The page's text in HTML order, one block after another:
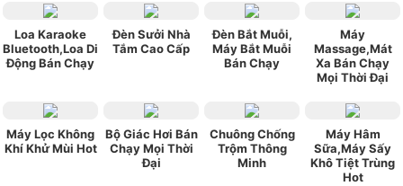
Loa Karaoke
Bluetooth,Loa Di
Động Bán Chạy
Đèn Sưởi Nhà
Tắm Cao Cấp
Đèn Bắt Muỗi,
Máy Bắt Muỗi
Bán Chạy
Máy
Massage,Mát
Xa Bán Chạy
Mọi Thời Đại
Máy Lọc Không
Khí Khử Mùi Hot
Bộ Giác Hơi Bán
Chạy Mọi Thời
Đại
Chuông Chống
Trộm Thông
Minh
Máy Hâm
Sữa,Máy Sấy
Khô Tiệt Trùng
Hot